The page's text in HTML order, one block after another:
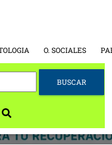
O. SOCIALES